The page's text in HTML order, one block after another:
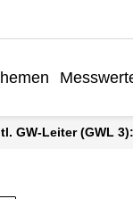
GW-Leiter (GWL